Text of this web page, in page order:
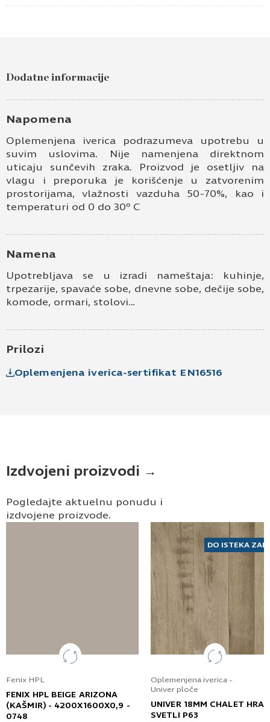
Ime i prezime
Kontakt telefon
privatnosti
*
Prijavljujem se za vesti i obaveštenja putem
Dodatne informacije
Napomena
Oplemenjena iverica podrazumeva upotrebu u
suvim uslovima. Nije namenjena direktnom
uticaju sunčevih zraka. Proizvod je osetljiv na
vlagu i preporuka je korišćenje u zatvorenim
prostorijama, vlažnosti vazduha 50-70%, kao i
temperaturi od 0 do 30º C
Namena
Upotrebljava se u izradi nameštaja: kuhinje,
trpezarije, spavaće sobe, dnevne sobe, dečije sobe,
komode, ormari, stolovi…
Prilozi
Oplemenjena iverica-sertifikat EN16516
Izdvojeni proizvodi →
Pogledajte aktuelnu ponudu i
izdvojene proizvode.
Fenix HPL
FENIX HPL BEIGE ARIZONA
(KAŠMIR) - 4200X1600X0,9 -
0748
DO ISTEKA
Oplemenjena iverica -
Univer ploče
UNIVER 18MM CHALET
SVETLI P63